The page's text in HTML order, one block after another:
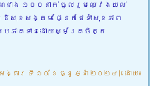
ជាង ១០០នាក់ ចូលរួមឈ្វេងយល់
ខសង្គម ផ្នែកថែទាំសុខភាព
បភាគទានដោយស្ម័គ្រចិត្ត
អង្គារ ទី ១០ ខែ ធ្នូ ឆ្នាំ ២០២៤ | ដោយ៖